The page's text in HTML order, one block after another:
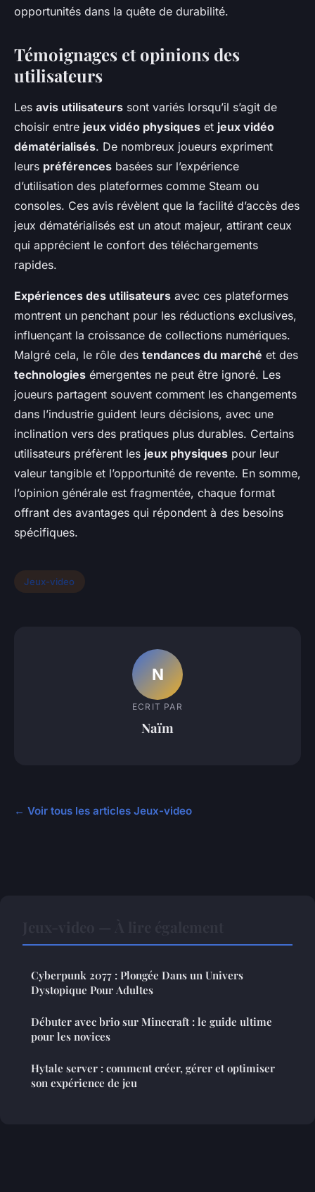
opportunités dans la quête de durabilité.
Témoignages et opinions des
utilisateurs
Les avis utilisateurs sont variés lorsqu’il s’agit de
choisir entre jeux vidéo physiques et jeux vidéo
dématérialisés. De nombreux joueurs expriment
leurs préférences basées sur l’expérience
d’utilisation des plateformes comme Steam ou
consoles. Ces avis révèlent que la facilité d’accès des
jeux dématérialisés est un atout majeur, attirant ceux
qui apprécient le confort des téléchargements
rapides.
Expériences des utilisateurs avec ces plateformes
montrent un penchant pour les réductions exclusives,
influençant la croissance de collections numériques.
Malgré cela, le rôle des tendances du marché et des
technologies émergentes ne peut être ignoré. Les
joueurs partagent souvent comment les changements
dans l’industrie guident leurs décisions, avec une
inclination vers des pratiques plus durables. Certains
utilisateurs préfèrent les jeux physiques pour leur
valeur tangible et l’opportunité de revente. En somme,
l’opinion générale est fragmentée, chaque format
offrant des avantages qui répondent à des besoins
spécifiques.
Jeux-video
N
ECRIT PAR
Naïm
← Voir tous les articles Jeux-video
Cyberpunk 2077 : Plongée Dans un Univers
Dystopique Pour Adultes
Débuter avec brio sur Minecraft : le guide ultime
pour les novices
Hytale server : comment créer, gérer et optimiser
son expérience de jeu